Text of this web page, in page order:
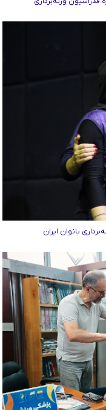
بانوان ایران